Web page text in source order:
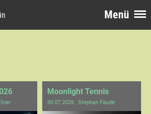
Menü
Moonlight Tennis
30.07.2026 , Stephan Faude